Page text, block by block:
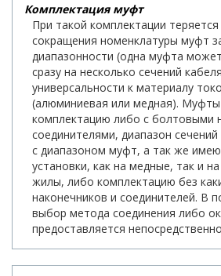
Комплектация муфт
При такой комплектации
сокращения номенклатуры муфт
диапазонности (одна муфта
сразу на несколько сечений
универсальности к материалу
(алюминиевая или медная).
комплектацию либо с болтовыми
соединителями, диапазон
с диапазоном муфт, а так же
установки, как на медные, так и
жилы, либо комплектацию без
наконечников и соединителей. В
выбор метода соединения либо
предоставляется